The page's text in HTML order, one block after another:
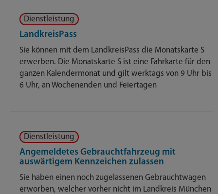
Dienstleistung
LandkreisPass
Sie können mit dem LandkreisPass die Monatskarte S
erwerben. Die Monatskarte S ist eine Fahrkarte für den
ganzen Kalendermonat und gilt werktags von 9 Uhr bis
6 Uhr, an Wochenenden und Feiertagen
Dienstleistung
Angemeldetes Gebrauchtfahrzeug mit
auswärtigem Kennzeichen zulassen
Sie haben einen noch zugelassenen Gebrauchtwagen
erworben, welcher vorher nicht im Landkreis München